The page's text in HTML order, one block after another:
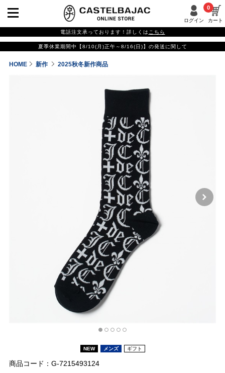
ログイン カート
0
電話注文承っております！詳しくは こちら
夏季休業期間中【8/10(月)正午～8/16(日)】の発送に関して
HOME 新作 2025秋冬新作商品
NEW メンズ ギフト
商品コード：G-7215493124